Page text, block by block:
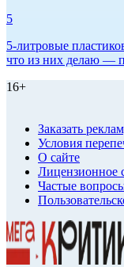
5
5-литровые
что из них делаю —
16+
Заказать
Условия
О сайте
Лицензионное
Частые